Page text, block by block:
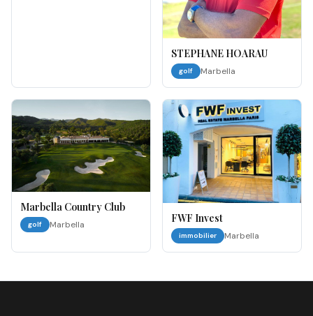
STEPHANE HOARAU
golf Marbella
Marbella Country Club
golf Marbella FWF Invest
immobilier Marbella